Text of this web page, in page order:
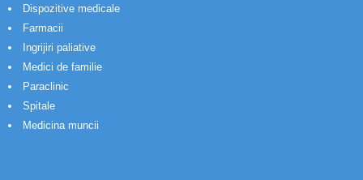
Dispozitive medicale
Farmacii
Ingrijiri paliative
Medici de familie
Paraclinic
Spitale
Medicina muncii